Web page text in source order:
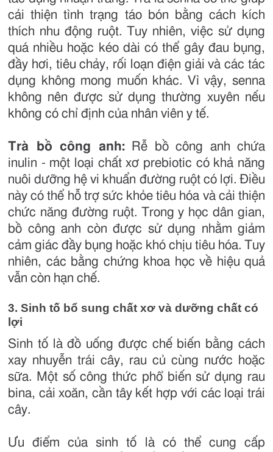
cải thiện tình trạng táo bón bằng cách kích
thích nhu động ruột. Tuy nhiên, việc sử dụng
quá nhiều hoặc kéo dài có thể gây đau bụng,
đầy hơi, tiêu chảy, rối loạn điện giải và các tác
dụng không mong muốn khác. Vì vậy, senna
không nên được sử dụng thường xuyên nếu
không có chỉ định của nhân viên y tế.
Trà bồ công anh:Rễ bồ công anh chứa
inulin - một loại chất xơ prebiotic có khả năng
nuôi dưỡng hệ vi khuẩn đường ruột có lợi. Điều
này có thể hỗ trợ sức khỏe tiêu hóa và cải thiện
chức năng đường ruột. Trong y học dân gian,
bồ công anh còn được sử dụng nhằm giảm
cảm giác đầy bụng hoặc khó chịu tiêu hóa. Tuy
nhiên, các bằng chứng khoa học về hiệu quả
vẫn còn hạn chế.
3. Sinh tố bổ sung chất xơ và dưỡng chất có
lợi
Sinh tố là đồ uống được chế biến bằng cách
xay nhuyễn trái cây, rau củ cùng nước hoặc
sữa. Một số công thức phổ biến sử dụng rau
bina, cải xoăn, cần tây kết hợp với các loại trái
cây.
Ưu điểm của sinh tố là có thể cung cấp